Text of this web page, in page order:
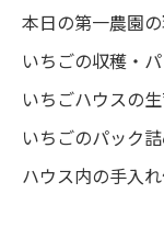
本日の第一農園の
いちごの収穫・
いちごハウスの
いちごのパック
ハウス内の手入